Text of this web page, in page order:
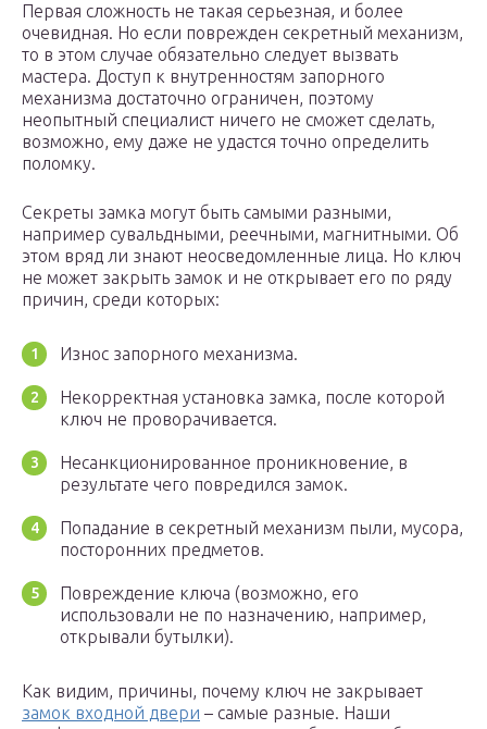
Первая сложность не такая серьезная, и более
очевидная. Но если поврежден секретный механизм,
то в этом случае обязательно следует вызвать
мастера. Доступ к внутренностям запорного
механизма достаточно ограничен, поэтому
неопытный специалист ничего не сможет сделать,
возможно, ему даже не удастся точно определить
поломку.
Секреты замка могут быть самыми разными,
например сувальдными, реечными, магнитными. Об
этом вряд ли знают неосведомленные лица. Но ключ
не может закрыть замок и не открывает его по ряду
причин, среди которых:
Износ запорного механизма.
Некорректная установка замка, после которой
ключ не проворачивается.
Несанкционированное проникновение, в
результате чего повредился замок.
Попадание в секретный механизм пыли, мусора,
посторонних предметов.
Повреждение ключа (возможно, его
использовали не по назначению, например,
открывали бутылки).
Как видим, причины, почему ключ не закрывает
замок входной двери – самые разные. Наши